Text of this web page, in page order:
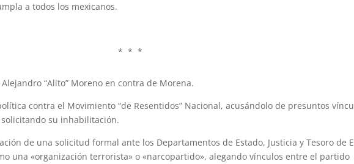
a todos los mexicanos.
* * *
“Alito” Moreno en contra de Morena.
contra el Movimiento “de Resentidos” Nacional, acusándolo de presuntos
su inhabilitación.
de una solicitud formal ante los Departamentos de Estado, Justicia y Tesoro de
una «organización terrorista» o «narcopartido», alegando vínculos entre el partido